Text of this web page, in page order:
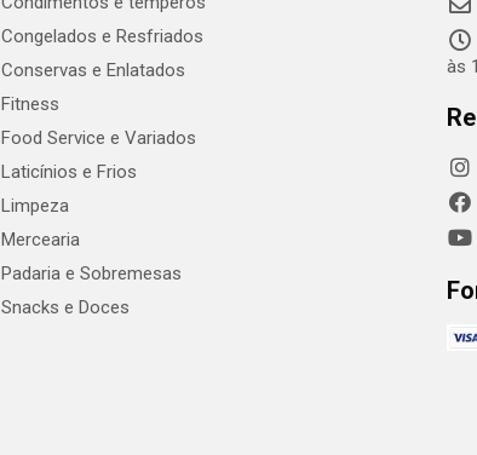
Congelados e Resfriados
Conservas e Enlatados
Fitness
Food Service e Variados
Laticínios e Frios
Limpeza
Mercearia
Padaria e Sobremesas
Snacks e Doces
às